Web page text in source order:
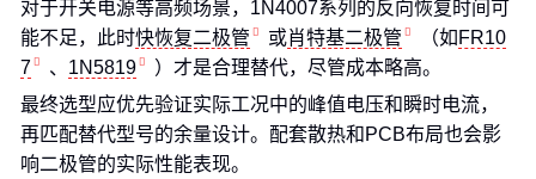
对于开关电源等高频场景，1N4007系列的反向恢复时间可
能不足，此时快恢复二极管 或肖特基二极管 （如 FR10
7
、 1N5819
）才是合理替代，尽管成本略高。
最终选型应优先验证实际工况中的峰值电压和瞬时电流，
再匹配替代型号的余量设计。配套散热和PCB布局也会影
响二极管的实际性能表现。